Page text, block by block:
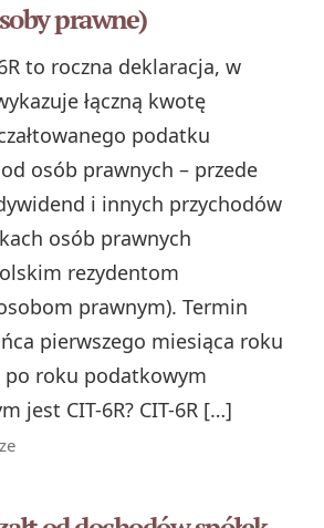
prawne)
to roczna deklaracja, w
łączną kwotę
podatku
osób prawnych – przede
i innych przychodów
osób prawnych
rezydentom
prawnym). Termin
pierwszego miesiąca roku
po roku podatkowym
jest CIT-6R? CIT-6R […]